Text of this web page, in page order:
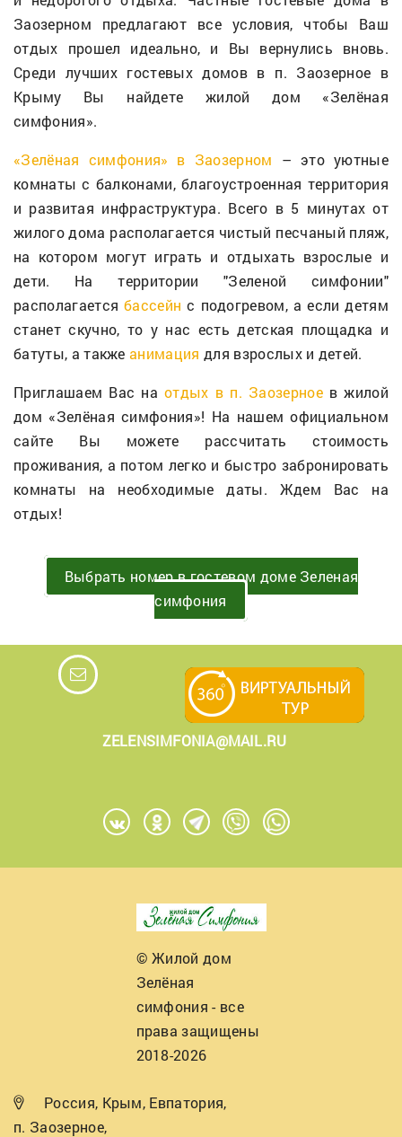
Заозерном предлагают все условия, чтобы Ваш
отдых прошел идеально, и Вы вернулись вновь.
Среди лучших гостевых домов в п. Заозерное в
Крыму Вы найдете жилой дом «Зелёная
симфония».
«Зелёная симфония» в Заозерном – это уютные
комнаты с балконами, благоустроенная территория
и развитая инфраструктура. Всего в 5 минутах от
жилого дома располагается чистый песчаный пляж,
на котором могут играть и отдыхать взрослые и
дети. На территории "Зеленой симфонии"
располагаетсябассейн с подогревом, а если детям
станет скучно, то у нас есть детская площадка и
батуты, а такжеанимация для взрослых и детей.
Приглашаем Вас наотдых в п. Заозерноев жилой
дом «Зелёная симфония»! На нашем официальном
сайте Вы можете рассчитать стоимость
проживания, а потом легко и быстро забронировать
комнаты на необходимые даты. Ждем Вас на
отдых!
Выбрать номер в гостевом доме Зеленая
симфония
ZELENSIMFONIA@MAIL.RU
© Жилой дом
Зелёная
симфония - все
права защищены
2018-2026
Россия, Крым, Евпатория,
п. Заозерное,